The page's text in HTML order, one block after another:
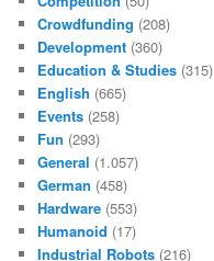
Crowdfunding (208)
Development (360)
Education & Studies (315)
English (665)
Events (258)
Fun (293)
General (1.057)
German (458)
Hardware (553)
Humanoid (17)
Industrial Robots (216)